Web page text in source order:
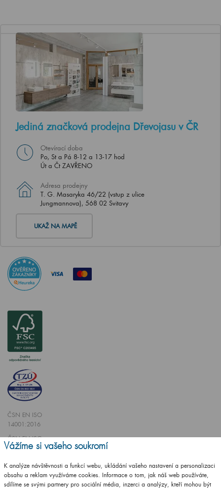
Jediná značková prodejna Dřevojasu v ČR
Otevírací doba
Po, St a Pá 8-12 a 13-17 hod
Út a Čt ZAVŘENO
Adresa prodejny
T. G. Masaryka 46/22 (vstup z ulice
Jungmannova), 568 02 Svitavy
UKAŽ NA MAPĚ
ČSN EN ISO
14001:2016
ČSN EN ISO
9001:2016
Vážíme si vašeho soukromí
K analýze návštěvnosti a funkcí webu, ukládání vašeho nastavení a personalizaci
obsahu a reklam využíváme cookies. Informace o tom, jak náš web používáte,
sdílíme se svými partnery pro sociální média, inzerci a analýzy, kteří mohou být